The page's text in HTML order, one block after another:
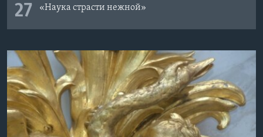
27 «Наука страсти нежной»